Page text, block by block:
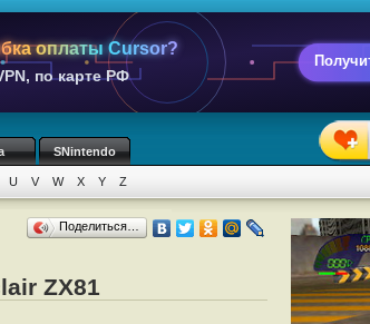
оплаты Cursor?
по карте РФ
SNintendo
U V W X Y Z
Поделиться…
ZX81